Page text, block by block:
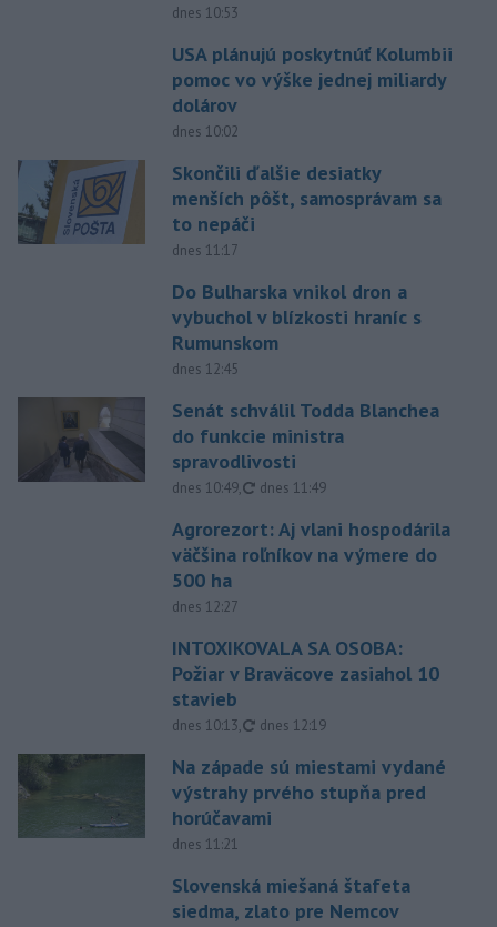
dnes 10:53
USA plánujú poskytnúť Kolumbii
pomoc vo výške jednej miliardy
dolárov
dnes 10:02
Skončili ďalšie desiatky
menších pôšt, samosprávam sa
to nepáči
dnes 11:17
Do Bulharska vnikol dron a
vybuchol v blízkosti hraníc s
Rumunskom
dnes 12:45
Senát schválil Todda Blanchea
do funkcie ministra
spravodlivosti
dnes 10:49, aktualizované
dnes 11:49
Agrorezort: Aj vlani hospodárila
väčšina roľníkov na výmere do
500 ha
dnes 12:27
INTOXIKOVALA SA OSOBA:
Požiar v Braväcove zasiahol 10
stavieb
dnes 10:13, aktualizované
dnes 12:19
Na západe sú miestami vydané
výstrahy prvého stupňa pred
horúčavami
dnes 11:21
Slovenská miešaná štafeta
siedma, zlato pre Nemcov